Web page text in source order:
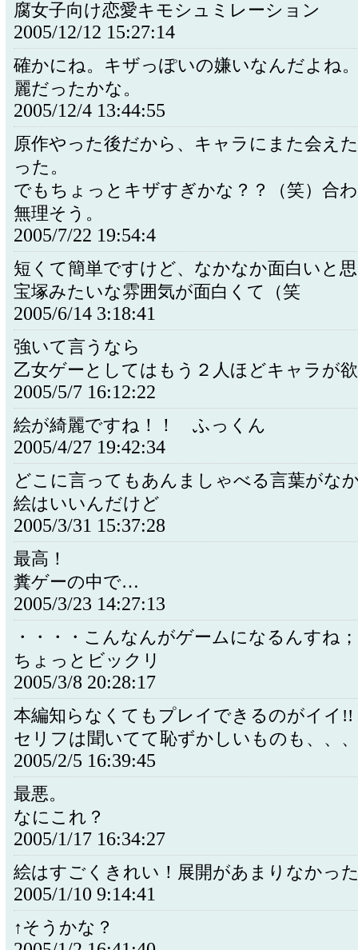
腐女子向け恋愛キモシュミレーション
2005/12/12 15:27:14
確かにね。キザっぽいの嫌いなんだよね
麗だったかな。
2005/12/4 13:44:55
原作やった後だから、キャラにまた会え
った。
でもちょっとキザすぎかな？？（笑）合
無理そう。
2005/7/22 19:54:4
短くて簡単ですけど、なかなか面白いと
宝塚みたいな雰囲気が面白くて（笑
2005/6/14 3:18:41
強いて言うなら
乙女ゲーとしてはもう２人ほどキャラが
2005/5/7 16:12:22
絵が綺麗ですね！！ ふっくん
2005/4/27 19:42:34
どこに言ってもあんましゃべる言葉がな
絵はいいんだけど
2005/3/31 15:37:28
最高！
糞ゲーの中で…
2005/3/23 14:27:13
・・・・こんなんがゲームになるんすね
ちょっとビックリ
2005/3/8 20:28:17
本編知らなくてもプレイできるのがイイ!!
セリフは聞いてて恥ずかしいものも、、
2005/2/5 16:39:45
最悪。
なにこれ？
2005/1/17 16:34:27
絵はすごくきれい！展開があまりなかっ
2005/1/10 9:14:41
↑そうかな？